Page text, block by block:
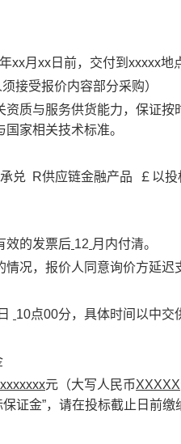
xx月xx日前，交付到xxxxx
接受报价内容部分采购）
资质与服务供货能力，保证
家相关技术标准。
兑 R供应链金融产品 ￡以
效的发票后 12 月内付清。
情况，报价人同意询价方延迟
日 10点00分，具体时间以中交
元（大写人民币XXXXX
保证金”，请在投标截止日前